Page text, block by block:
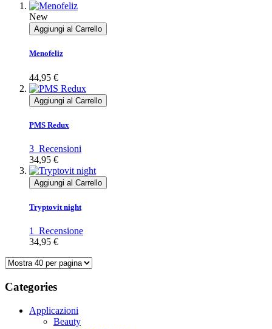
New
Aggiungi al Carrello
Menofeliz
44,95 €
Aggiungi al Carrello
PMS Redux
3 Recensioni
34,95 €
Aggiungi al Carrello
Tryptovit night
1 Recensione
34,95 €
Categories
Applicazioni
Beauty